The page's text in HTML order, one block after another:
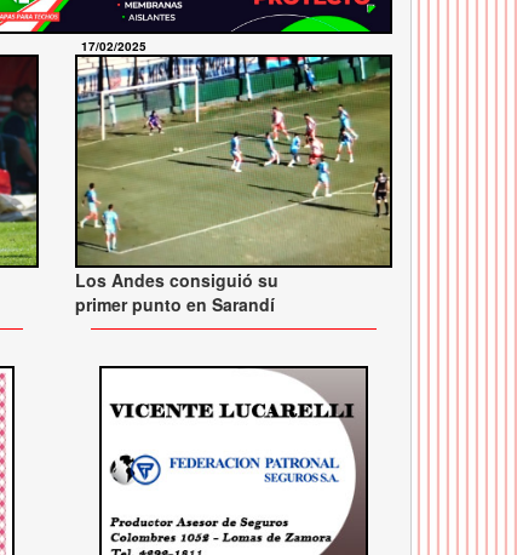
17/02/2025
Los Andes consiguió su
primer punto en Sarandí